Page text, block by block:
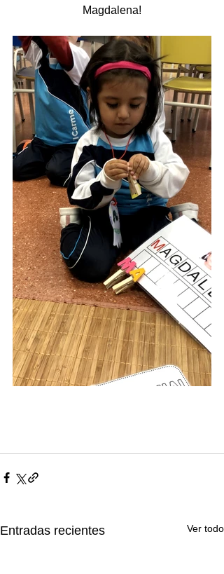
Magdalena!
Entradas recientes Ver todo